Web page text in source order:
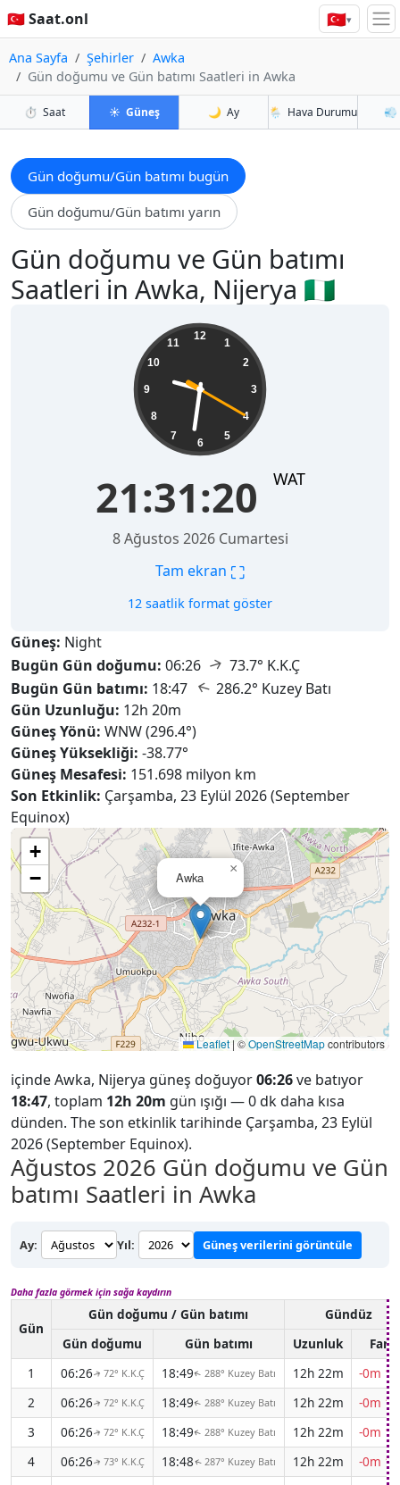
🇹🇷 Saat.onl 🇹🇷▾
Ana Sayfa Şehirler
Awka
Gün doğumu ve Gün batımı Saatleri in Awka
⏱️ Saat ☀️ Güneş 🌙 Ay 🌦️ Hava Durumu 💨
Gün doğumu/Gün batımı bugün
Gün doğumu/Gün batımı yarın
Gün doğumu ve Gün batımı
Saatleri in Awka, Nijerya 🇳🇬
12
1
2
3
4
5
6
7
8
9
10
11
21:31:22 WAT
8 Ağustos 2026 Cumartesi
Tam ekran ⛶
12 saatlik format göster
Güneş: Night
Bugün Gün doğumu: 06:26 ↑ 73.7° K.K.Ç
Bugün Gün batımı: 18:47 ↑ 286.2° Kuzey Batı
Gün Uzunluğu: 12h 20m
Güneş Yönü: WNW (296.4°)
Güneş Yüksekliği: -38.77°
Güneş Mesafesi: 151.698 milyon km
Son Etkinlik: Çarşamba, 23 Eylül 2026 (September
Equinox)
Awka
×
+
−
Leaflet | ©OpenStreetMapcontributors
içinde Awka, Nijerya güneş doğuyor06:26ve batıyor
18:47, toplam 12h 20m gün ışığı — 0 dk daha kısa
dünden. The son etkinlik tarihinde Çarşamba, 23 Eylül
2026 (September Equinox).
Ağustos 2026 Gün doğumu ve Gün
batımı Saatleri in Awka
Ay: Yıl: Güneş verilerini görüntüle
Daha fazla görmek için sağa kaydırın
Gün
Gün doğumu / Gün batımı
Gündüz
Gün doğumu
Gün batımı Uzunluk
Fark
1
06:26↑ 72° K.K.Ç 18:49↑ 288° Kuzey Batı 12h 22m
-0m
2
06:26↑ 72° K.K.Ç 18:49↑ 288° Kuzey Batı 12h 22m
-0m
3
06:26↑ 72° K.K.Ç 18:49↑ 288° Kuzey Batı 12h 22m
-0m
4
06:26↑ 73° K.K.Ç 18:48↑ 287° Kuzey Batı 12h 22m
-0m